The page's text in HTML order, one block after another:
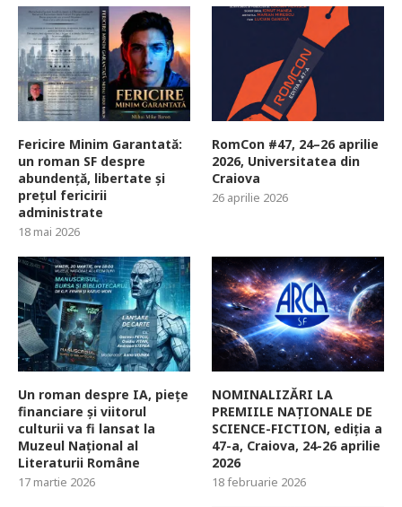
Fericire Minim Garantată:
un roman SF despre
abundență, libertate și
prețul fericirii
administrate
18 mai 2026
RomCon #47, 24–26 aprilie
2026, Universitatea din
Craiova
26 aprilie 2026
Un roman despre IA, piețe
financiare și viitorul
culturii va fi lansat la
Muzeul Național al
Literaturii Române
17 martie 2026
NOMINALIZĂRI LA
PREMIILE NAȚIONALE DE
SCIENCE-FICTION, ediția a
47-a, Craiova, 24-26 aprilie
2026
18 februarie 2026